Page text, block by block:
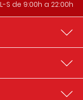
L-S de 9:00h a 22:00h